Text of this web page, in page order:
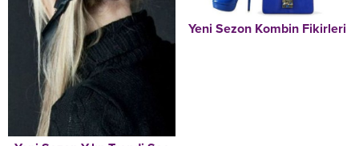
Yeni Sezon Kombin Fikirleri